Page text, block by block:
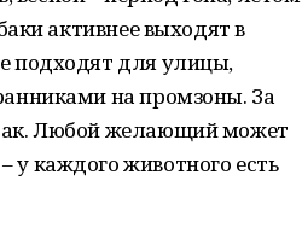
активнее выходят в
подходят для улицы,
на промзоны. За
Любой желающий может
каждого животного есть